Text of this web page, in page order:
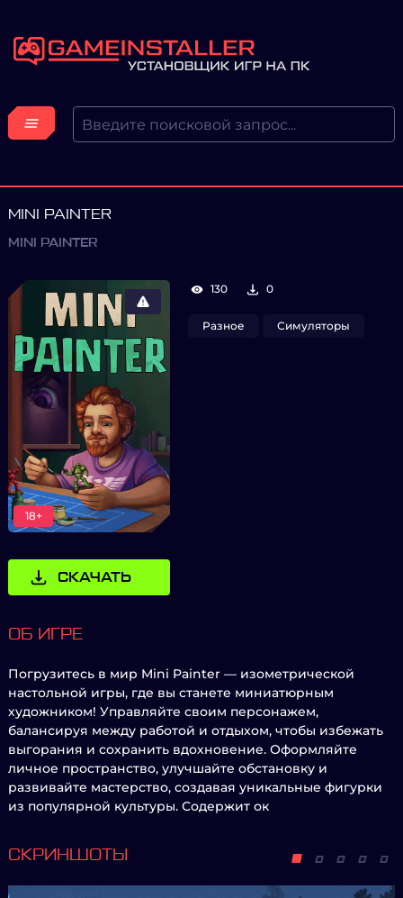
MINI PAINTER
MINI PAINTER
18+
СКАЧАТЬ
130 0
Разное Симуляторы
ОБ ИГРЕ
Погрузитесь в мир Mini Painter — изометрической
настольной игры, где вы станете миниатюрным
художником! Управляйте своим персонажем,
балансируя между работой и отдыхом, чтобы избежать
выгорания и сохранить вдохновение. Оформляйте
личное пространство, улучшайте обстановку и
развивайте мастерство, создавая уникальные фигурки
из популярной культуры. Содержит ок
СКРИНШОТЫ